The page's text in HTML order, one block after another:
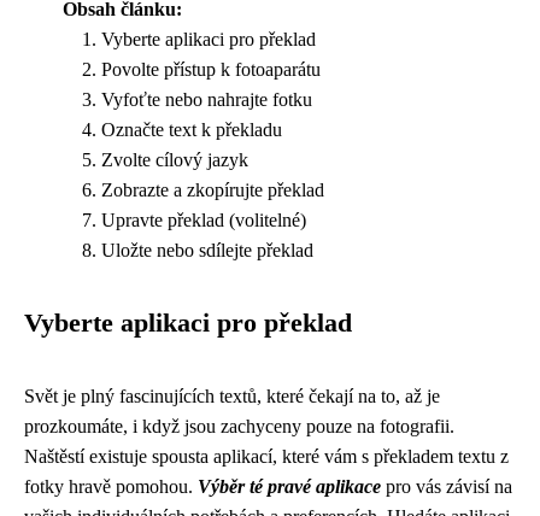
Obsah článku:
Vyberte aplikaci pro překlad
Povolte přístup k fotoaparátu
Vyfoťte nebo nahrajte fotku
Označte text k překladu
Zvolte cílový jazyk
Zobrazte a zkopírujte překlad
Upravte překlad (volitelné)
Uložte nebo sdílejte překlad
Vyberte aplikaci pro překlad
Svět je plný fascinujících textů, které čekají na to, až je
prozkoumáte, i když jsou zachyceny pouze na fotografii.
Naštěstí existuje spousta aplikací, které vám s překladem textu z
fotky hravě pomohou. Výběr té pravé aplikace pro vás závisí na